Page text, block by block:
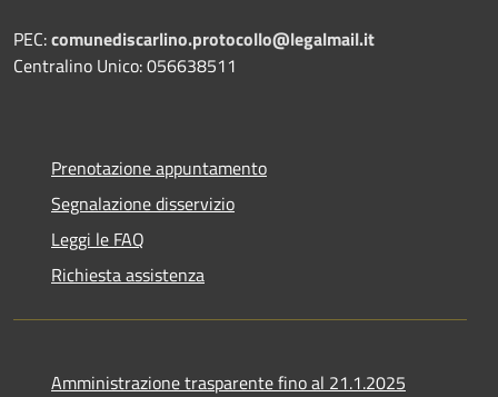
PEC:comunediscarlino.protocollo@legalmail.it
Centralino Unico: 056638511
Prenotazione appuntamento
Segnalazione disservizio
Leggi le FAQ
Richiesta assistenza
Amministrazione trasparente fino al 21.1.2025